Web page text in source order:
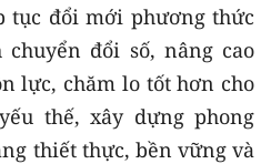
tục đổi mới phương thức
đổi số, nâng cao
lực, chăm lo tốt hơn cho
thế, xây dựng phong
thiết thực, bền vững và